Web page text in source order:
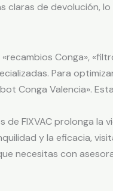
claras de devolución,
Conga», «filtros
Para
Conga Valencia».
FIXVAC prolonga
y la eficacia,
necesitas con